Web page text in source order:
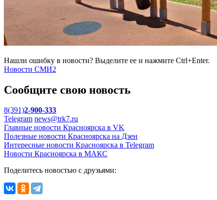
Нашли ошибку в новости? Выделите ее и нажмите Ctrl+Enter.
Новости СМИ2
Сообщите свою новость
8(391)2-900-333
Telegram news@trk7.ru
Главные новости Красноярска в VK
Полезные новости Красноярска на Дзен
Интересные новости Красноярска в Telegram
Новости Красноярска в МАКС
Поделитесь новостью с друзьями: